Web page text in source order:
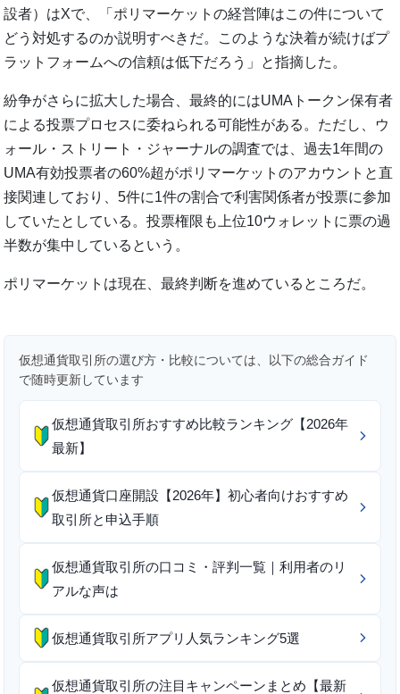
設者）はXで、「ポリマーケットの経営陣はこの件について
どう対処するのか説明すべきだ。このような決着が続けばプ
ラットフォームへの信頼は低下だろう」と指摘した。
紛争がさらに拡大した場合、最終的にはUMAトークン保有者
による投票プロセスに委ねられる可能性がある。ただし、ウ
ォール・ストリート・ジャーナルの調査では、過去1年間の
UMA有効投票者の60%超がポリマーケットのアカウントと直
接関連しており、5件に1件の割合で利害関係者が投票に参加
していたとしている。投票権限も上位10ウォレットに票の過
半数が集中しているという。
ポリマーケットは現在、最終判断を進めているところだ。
仮想通貨取引所の選び方・比較については、以下の総合ガイド
で随時更新しています
仮想通貨取引所おすすめ比較ランキング【2026年
最新】
仮想通貨口座開設【2026年】初心者向けおすすめ
取引所と申込手順
仮想通貨取引所の口コミ・評判一覧｜利用者のリ
アルな声は
仮想通貨取引所アプリ人気ランキング5選
仮想通貨取引所の注目キャンペーンまとめ【最新